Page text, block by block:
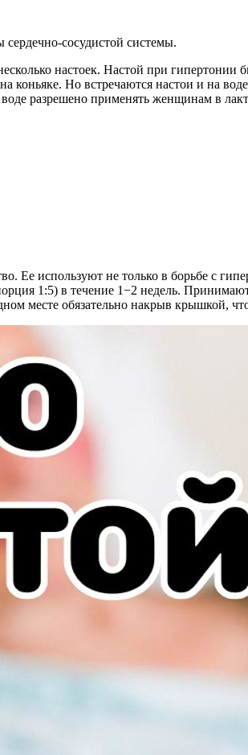
сосудистой системы.
настоек. Настой при гипертонии
коньяке. Но встречаются настои и на
разрешено применять женщинам в
Ее используют не только в борьбе с
1:5) в течение 1−2 недель.
месте обязательно накрыв крышкой,